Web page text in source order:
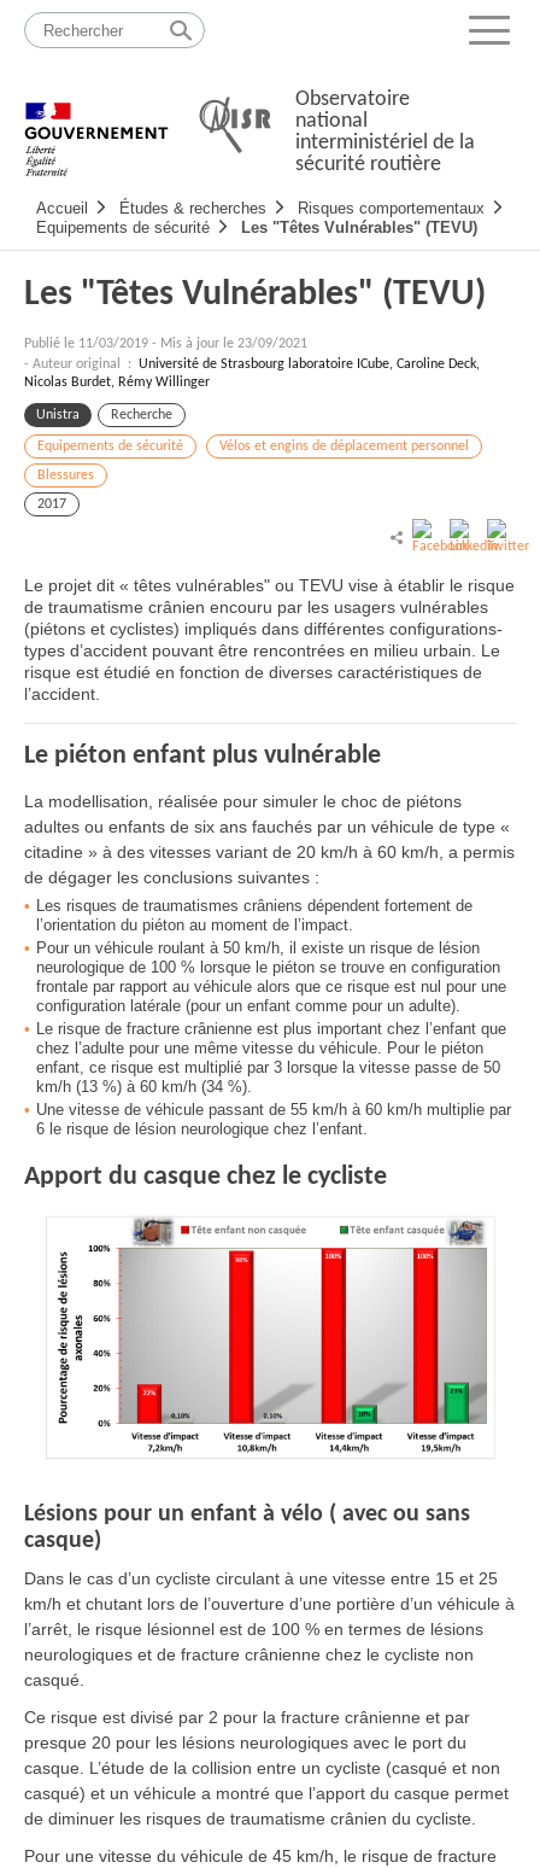
Passer
contenu
Menu
Observatoire
national
interministériel de la
sécurité routière
principale
Accueil Études & recherches
Risques comportementaux
Equipements de sécurité
Les "Têtes Vulnérables" (TEVU)
Les "Têtes Vulnérables" (TEVU)
Publié le 11/03/2019 - Mis à jour le 23/09/2021
- Auteur original : Université de Strasbourg laboratoire ICube, Caroline Deck,
Nicolas Burdet, Rémy Willinger
Unistra Recherche
Equipements de sécurité
Vélos et engins de déplacement personnel
Blessures
2017
Le projet dit « têtes vulnérables" ou TEVU vise à établir le risque
de traumatisme crânien encouru par les usagers vulnérables
(piétons et cyclistes) impliqués dans différentes configurations-
types d’accident pouvant être rencontrées en milieu urbain. Le
risque est étudié en fonction de diverses caractéristiques de
l’accident.
Le piéton enfant plus vulnérable
La modellisation, réalisée pour simuler le choc de piétons
adultes ou enfants de six ans fauchés par un véhicule de type «
citadine » à des vitesses variant de 20 km/h à 60 km/h, a permis
de dégager les conclusions suivantes :
Les risques de traumatismes crâniens dépendent fortement de
l’orientation du piéton au moment de l’impact.
Pour un véhicule roulant à 50 km/h, il existe un risque de lésion
neurologique de 100 % lorsque le piéton se trouve en configuration
frontale par rapport au véhicule alors que ce risque est nul pour une
configuration latérale (pour un enfant comme pour un adulte).
Le risque de fracture crânienne est plus important chez l’enfant que
chez l’adulte pour une même vitesse du véhicule. Pour le piéton
enfant, ce risque est multiplié par 3 lorsque la vitesse passe de 50
km/h (13 %) à 60 km/h (34 %).
Une vitesse de véhicule passant de 55 km/h à 60 km/h multiplie par
6 le risque de lésion neurologique chez l’enfant.
Apport du casque chez le cycliste
Lésions pour un enfant à vélo ( avec ou sans
casque)
Dans le cas d’un cycliste circulant à une vitesse entre 15 et 25
km/h et chutant lors de l’ouverture d’une portière d’un véhicule à
l’arrêt, le risque lésionnel est de 100 % en termes de lésions
neurologiques et de fracture crânienne chez le cycliste non
casqué.
Ce risque est divisé par 2 pour la fracture crânienne et par
presque 20 pour les lésions neurologiques avec le port du
casque. L’étude de la collision entre un cycliste (casqué et non
casqué) et un véhicule a montré que l’apport du casque permet
de diminuer les risques de traumatisme crânien du cycliste.
Pour une vitesse du véhicule de 45 km/h, le risque de fracture